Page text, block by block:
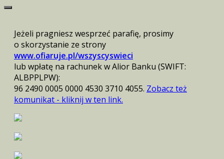
Jeżeli pragniesz wesprzeć parafię, prosimy
o skorzystanie ze strony
www.ofiaruje.pl/wszyscyswieci
lub wpłatę na rachunek w Alior Banku (SWIFT:
ALBPPLPW):
96 2490 0005 0000 4530 3710 4055. Zobacz też
komunikat - kliknij w ten link.